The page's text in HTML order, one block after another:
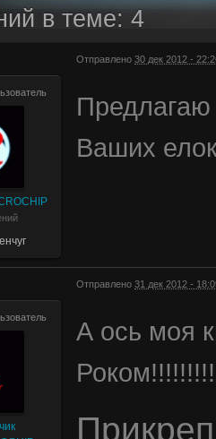
в теме: 4
Отправлено 30 дек 2012 -
Ваших
Отправлено 31 дек 2012 -
А ось моя